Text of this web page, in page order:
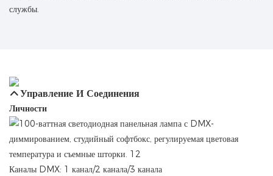
службы.
Управление И Соединения
Личности
Каналы DMX: 1 канал/2 канала/3 канала